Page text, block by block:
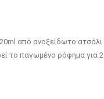
από ανοξείδωτο ατσάλι
το παγωμένο ρόφημα για